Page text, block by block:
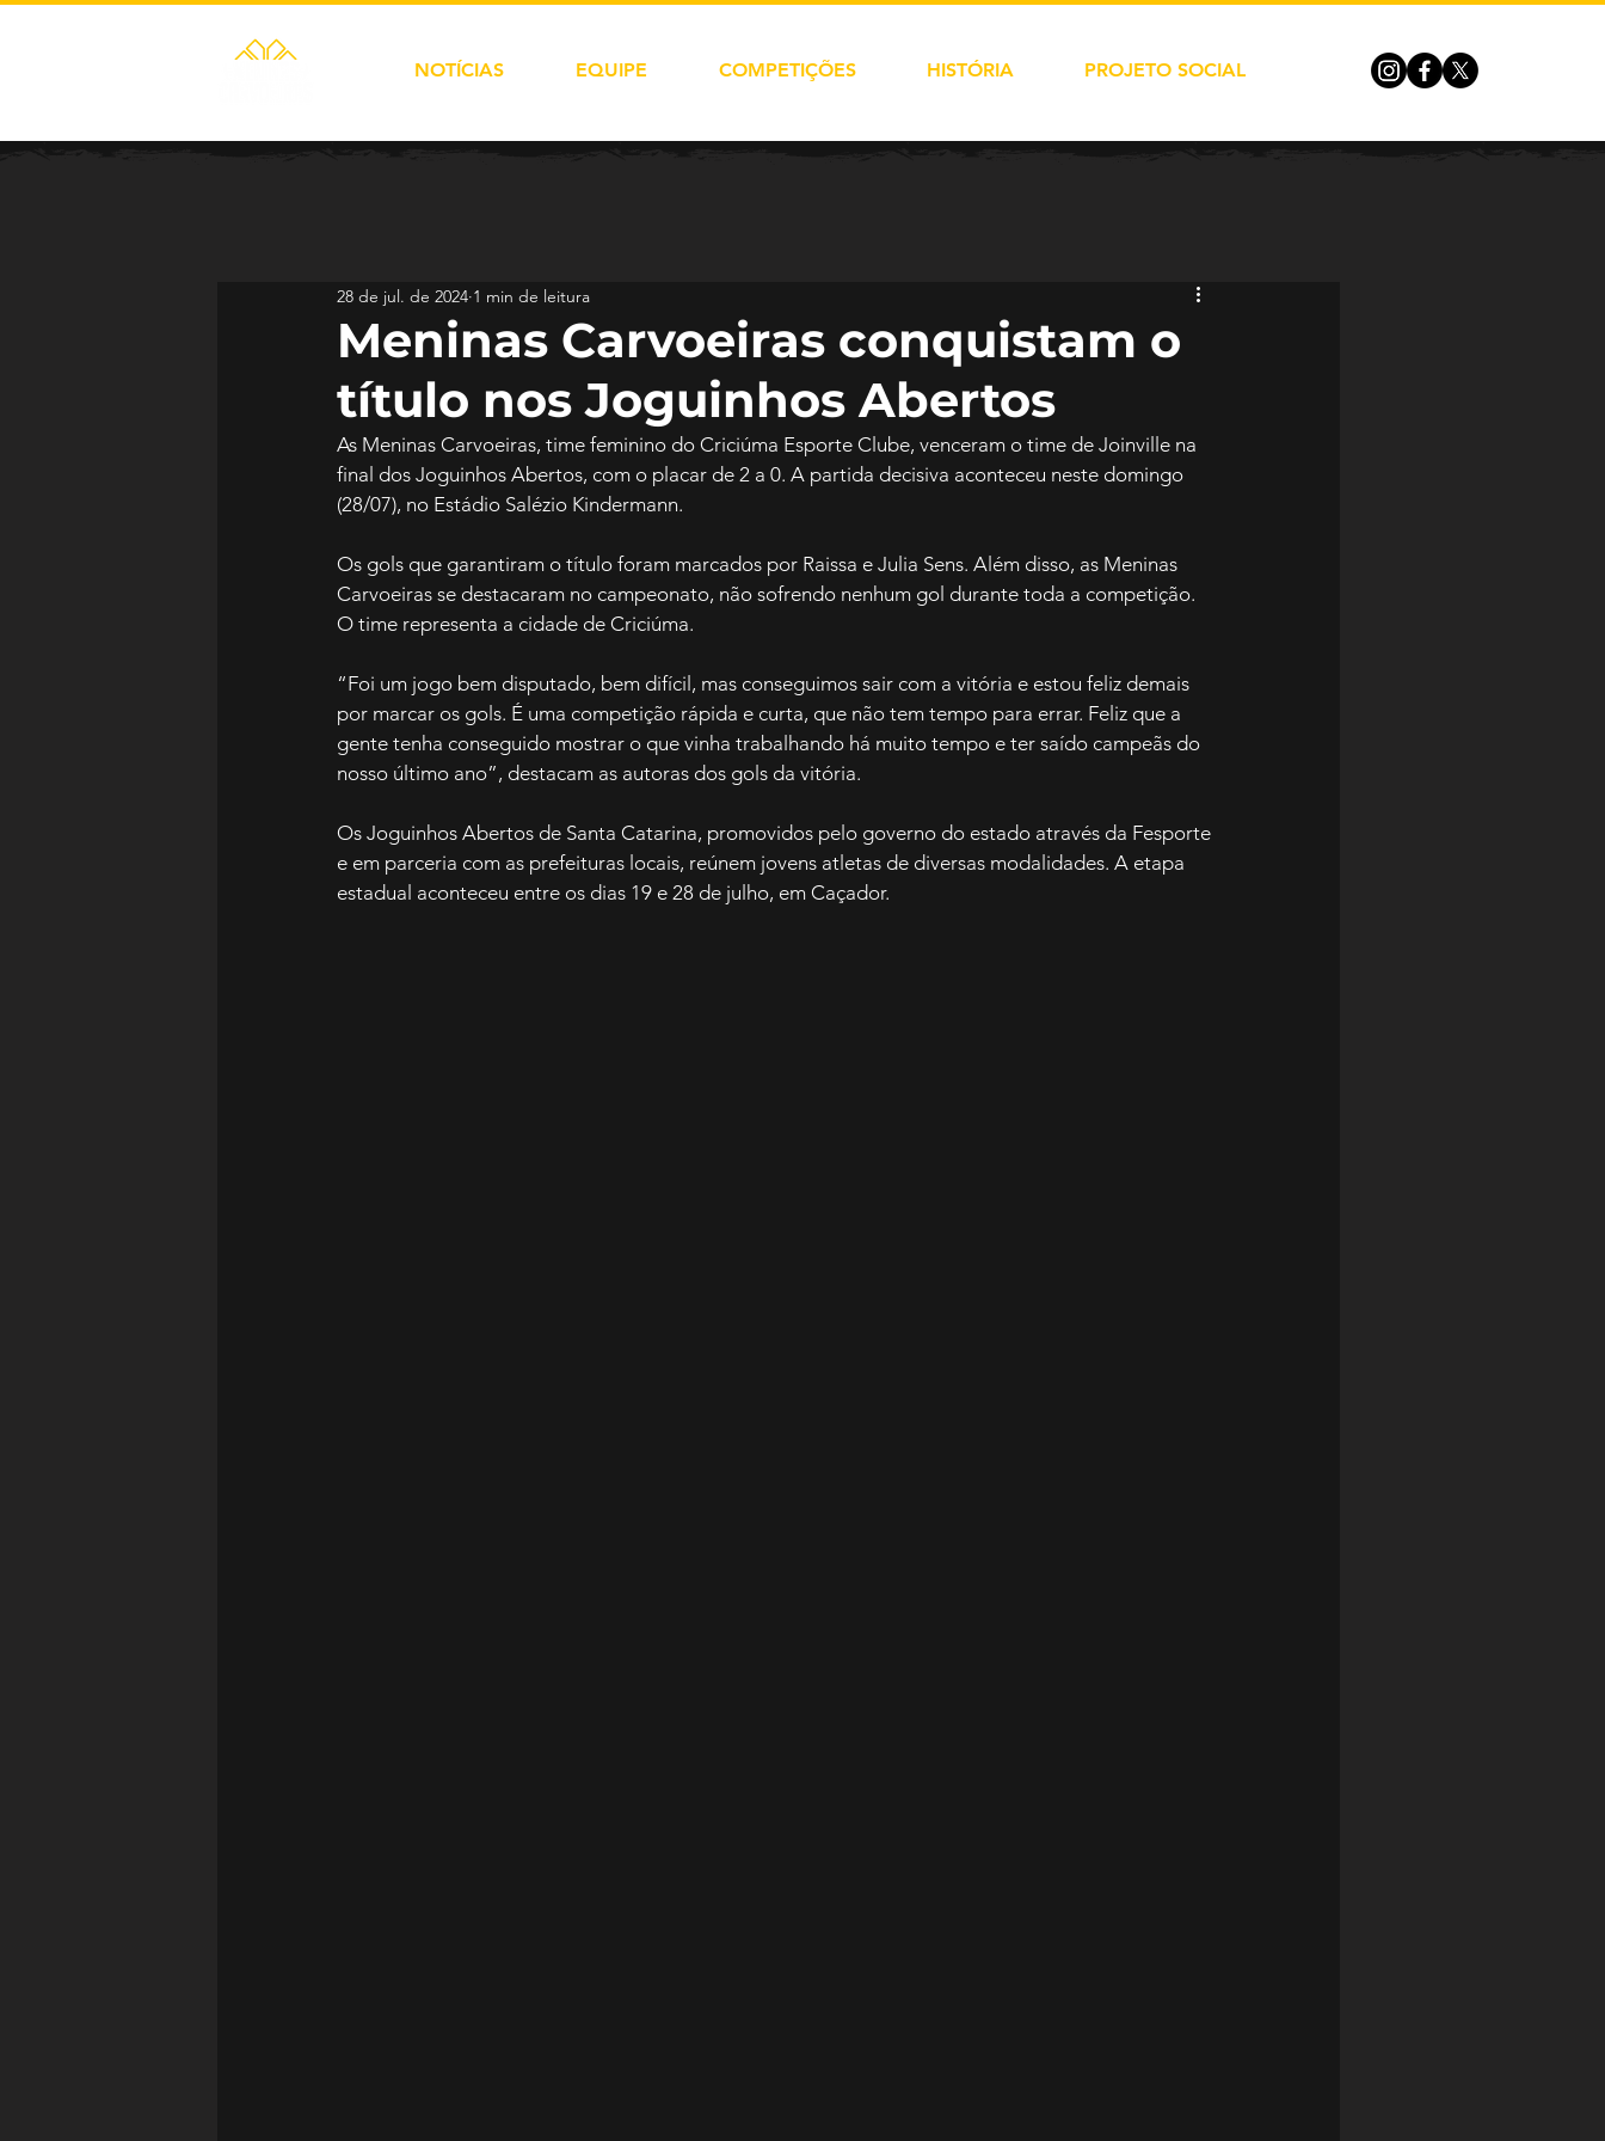
NOTÍCIAS EQUIPE COMPETIÇÕES HISTÓRIA PROJETO SOCIAL
Meninas Carvoeiras conquistam o
título nos Joguinhos Abertos
28 de jul. de 2024 1 min de leitura
As Meninas Carvoeiras, time feminino do Criciúma Esporte Clube, venceram o time de Joinville na
final dos Joguinhos Abertos, com o placar de 2 a 0. A partida decisiva aconteceu neste domingo
(28/07), no Estádio Salézio Kindermann.
Os gols que garantiram o título foram marcados por Raissa e Julia Sens. Além disso, as Meninas
Carvoeiras se destacaram no campeonato, não sofrendo nenhum gol durante toda a competição.
O time representa a cidade de Criciúma.
“Foi um jogo bem disputado, bem difícil, mas conseguimos sair com a vitória e estou feliz demais
por marcar os gols. É uma competição rápida e curta, que não tem tempo para errar. Feliz que a
gente tenha conseguido mostrar o que vinha trabalhando há muito tempo e ter saído campeãs do
nosso último ano”, destacam as autoras dos gols da vitória.
Os Joguinhos Abertos de Santa Catarina, promovidos pelo governo do estado através da Fesporte
e em parceria com as prefeituras locais, reúnem jovens atletas de diversas modalidades. A etapa
estadual aconteceu entre os dias 19 e 28 de julho, em Caçador.